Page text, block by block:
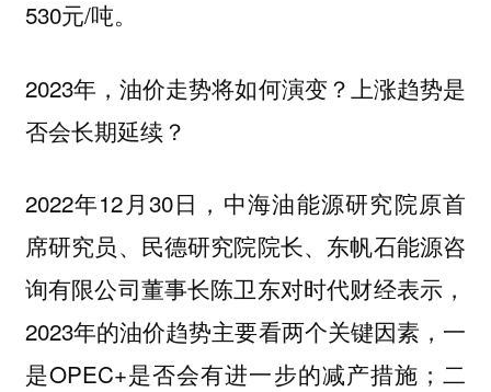
530元/吨。
2023年，油价走势将如何演变？上涨趋势是
否会长期延续？
2022年12月30日，中海油能源研究院原首
席研究员、民德研究院院长、东帆石能源咨
询有限公司董事长陈卫东对时代财经表示，
2023年的油价趋势主要看两个关键因素，一
是OPEC+是否会有进一步的减产措施；二